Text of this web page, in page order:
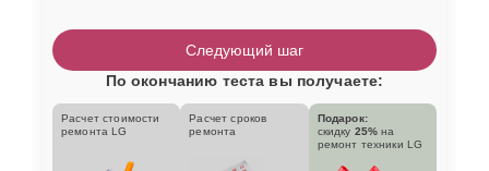
Следующий шаг
По окончанию теста вы получаете:
Расчет стоимости
ремонта LG
Расчет сроков
ремонта
Подарок:
скидку 25% на
ремонт техники LG